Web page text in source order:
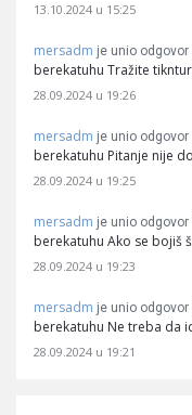
13.10.2024 u 15:25
mersadm je unio odgovor
berekatuhu Tražite
28.09.2024 u 19:26
mersadm je unio odgovor
berekatuhu Pitanje nije
28.09.2024 u 19:25
mersadm je unio odgovor
berekatuhu Ako se bojiš
28.09.2024 u 19:23
mersadm je unio odgovor
berekatuhu Ne treba da
28.09.2024 u 19:21